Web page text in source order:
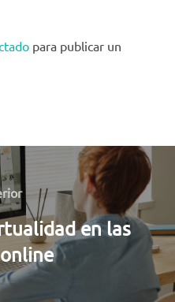
para publicar un
en las